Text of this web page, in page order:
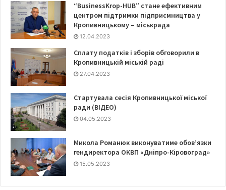
“BusinessKrop-HUB” стане ефективним
центром підтримки підприємництва у
Кропивницькому – міськрада
12.04.2023
Сплату податків і зборів обговорили в
Кропивницькій міській раді
27.04.2023
Стартувала сесія Кропивницької міської
ради (ВІДЕО)
04.05.2023
Микола Романюк виконуватиме обов’язки
гендиректора ОКВП «Дніпро-Кіровоград»
15.05.2023